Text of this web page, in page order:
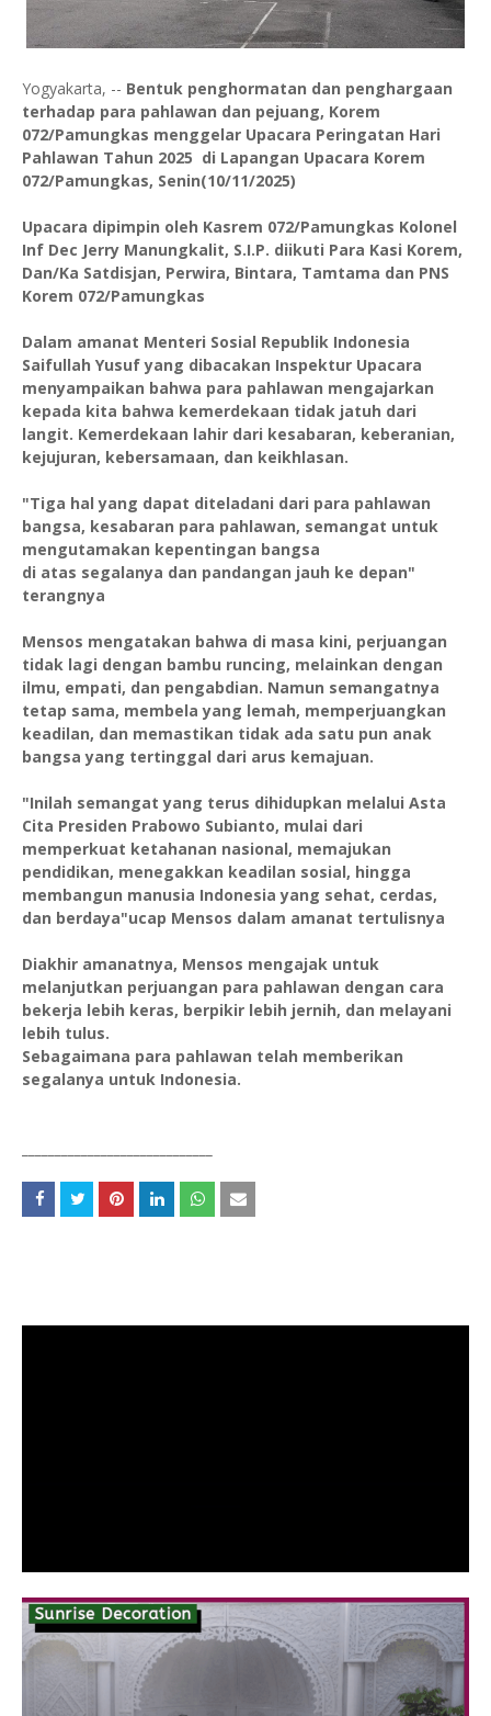
Yogyakarta, -- Bentuk penghormatan dan penghargaan
terhadap para pahlawan dan pejuang, Korem
072/Pamungkas menggelar Upacara Peringatan Hari
Pahlawan Tahun 2025 di Lapangan Upacara Korem
072/Pamungkas, Senin(10/11/2025)
Upacara dipimpin oleh Kasrem 072/Pamungkas Kolonel
Inf Dec Jerry Manungkalit, S.I.P. diikuti Para Kasi Korem,
Dan/Ka Satdisjan, Perwira, Bintara, Tamtama dan PNS
Korem 072/Pamungkas
Dalam amanat Menteri Sosial Republik Indonesia
Saifullah Yusuf yang dibacakan Inspektur Upacara
menyampaikan bahwa para pahlawan mengajarkan
kepada kita bahwa kemerdekaan tidak jatuh dari
langit. Kemerdekaan lahir dari kesabaran, keberanian,
kejujuran, kebersamaan, dan keikhlasan.
"Tiga hal yang dapat diteladani dari para pahlawan
bangsa, kesabaran para pahlawan, semangat untuk
mengutamakan kepentingan bangsa
di atas segalanya dan pandangan jauh ke depan"
terangnya
Mensos mengatakan bahwa di masa kini, perjuangan
tidak lagi dengan bambu runcing, melainkan dengan
ilmu, empati, dan pengabdian. Namun semangatnya
tetap sama, membela yang lemah, memperjuangkan
keadilan, dan memastikan tidak ada satu pun anak
bangsa yang tertinggal dari arus kemajuan.
"Inilah semangat yang terus dihidupkan melalui Asta
Cita Presiden Prabowo Subianto, mulai dari
memperkuat ketahanan nasional, memajukan
pendidikan, menegakkan keadilan sosial, hingga
membangun manusia Indonesia yang sehat, cerdas,
dan berdaya"ucap Mensos dalam amanat tertulisnya
Diakhir amanatnya, Mensos mengajak untuk
melanjutkan perjuangan para pahlawan dengan cara
bekerja lebih keras, berpikir lebih jernih, dan melayani
lebih tulus.
Sebagaimana para pahlawan telah memberikan
segalanya untuk Indonesia.